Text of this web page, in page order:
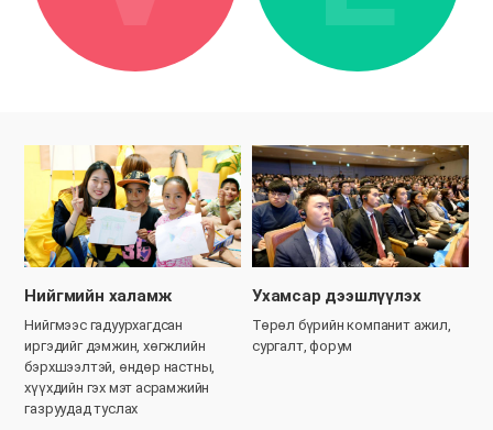
Нийгмийн халамж
Нийгмээс гадуурхагдсан
иргэдийг дэмжин, хөгжлийн
бэрхшээлтэй, өндөр настны,
хүүхдийн гэх мэт асрамжийн
газруудад туслах
Ухамсар дээшлүүлэх
Төрөл бүрийн компанит ажил,
сургалт, форум